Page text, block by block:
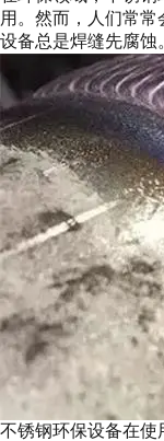
用。然而，人们常
设备总是焊缝先腐蚀
不锈钢环保设备在使